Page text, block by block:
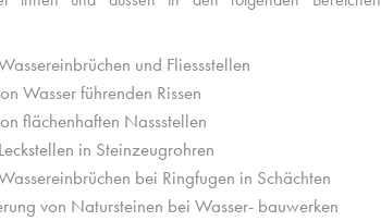
und Fliessstellen
Wasser führenden Rissen
flächenhaften Nassstellen
in Steinzeugrohren
bei Ringfugen in Schächten
von Natursteinen bei Wasser- bauwerken